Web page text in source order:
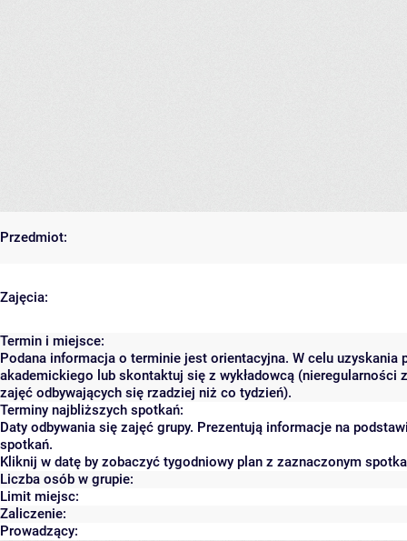
Przedmiot:
Zajęcia:
Termin i miejsce:
Podana informacja o terminie jest orientacyjna. W celu
akademickiego lub skontaktuj się z wykładowcą (nieregularności
zajęć odbywających się rzadziej niż co tydzień).
Terminy najbliższych spotkań:
Daty odbywania się zajęć grupy. Prezentują informacje na
spotkań.
Kliknij w datę by zobaczyć tygodniowy plan z zaznaczonym
Liczba osób w grupie:
Limit miejsc:
Zaliczenie:
Prowadzący: